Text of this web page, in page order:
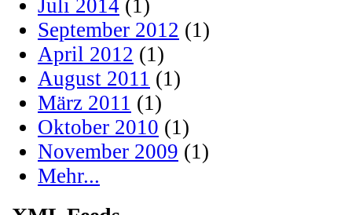
Juli 2014 (1)
September 2012 (1)
April 2012 (1)
August 2011 (1)
März 2011 (1)
Oktober 2010 (1)
November 2009 (1)
Mehr...